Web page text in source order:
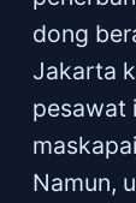
dong
Jakarta
pesawat
Namun,